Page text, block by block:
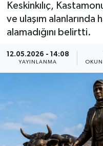
Keskinkılıç,
ve ulaşım
alamadığını belirtti.
12.05.2026 - 14:08
YAYINLANMA
Cide Haberleri
Devrekani
Doğanyurt
Hanönü Haberleri